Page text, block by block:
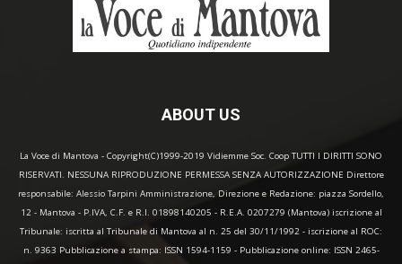
ABOUT US
La Voce di Mantova - Copyright(C)1999-2019 Vidiemme Soc. Coop TUTTI I DIRITTI SONO
RISERVATI. NESSUNA RIPRODUZIONE PERMESSA SENZA AUTORIZZAZIONE Direttore
responsabile: Alessio Tarpini Amministrazione, Direzione e Redazione: piazza Sordello,
12 - Mantova - P.IVA, C.F. e R.I. 01898140205 - R.E.A. 0207279 (Mantova) iscrizione al
Tribunale: iscritta al Tribunale di Mantova al n. 25 del 30/11/1992 - iscrizione al ROC:
n. 9363 Pubblicazione a stampa: ISSN 1594-1159 - Pubblicazione online: ISSN 2465-